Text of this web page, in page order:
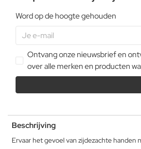
Word op de hoogte gehouden
Ontvang onze nieuwsbrief en
over alle merken en producten
Beschrijving
Ervaar het gevoel van zijdezachte